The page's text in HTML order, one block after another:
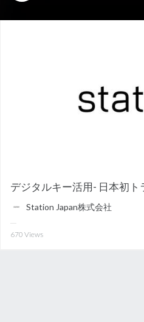
デジタルキー活用- 日本初ト
Station Japan株式会社
670 Views